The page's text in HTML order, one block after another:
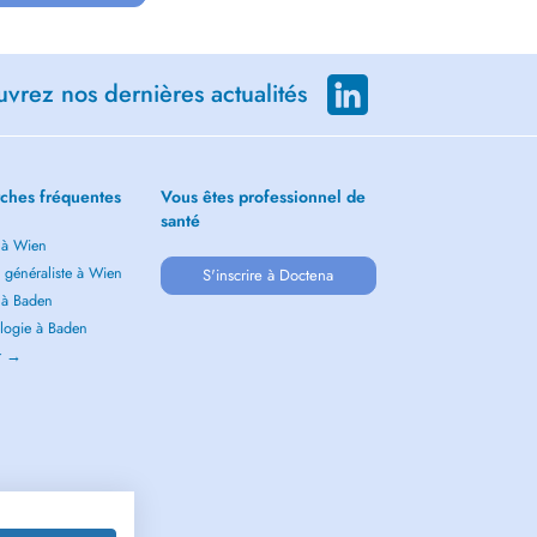
nos dernières actualités
fréquentes
Wien
à Wien
Baden
à Baden
→
Vous êtes professionnel de
santé
S'inscrire à Doctena